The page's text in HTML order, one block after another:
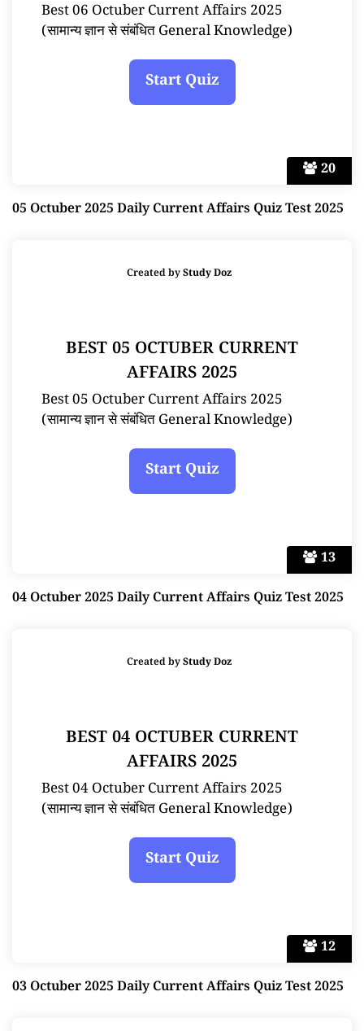
20
Best 06 Octuber Current Affairs 2025
(सामान्य ज्ञान से संबंधित General Knowledge)
05 Octuber 2025 Daily Current Affairs Quiz Test 2025
13
Created byStudy Doz
BEST 05 OCTUBER CURRENT
AFFAIRS 2025
Best 05 Octuber Current Affairs 2025
(सामान्य ज्ञान से संबंधित General Knowledge)
04 Octuber 2025 Daily Current Affairs Quiz Test 2025
12
Created byStudy Doz
BEST 04 OCTUBER CURRENT
AFFAIRS 2025
Best 04 Octuber Current Affairs 2025
(सामान्य ज्ञान से संबंधित General Knowledge)
03 Octuber 2025 Daily Current Affairs Quiz Test 2025